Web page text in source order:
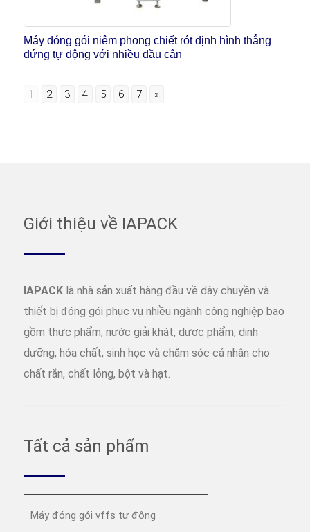
Máy đóng gói niêm phong chiết rót định hình thẳng
đứng tự động với nhiều đầu cân
1 2 3 4 5 6 7 »
Giới thiệu về IAPACK
IAPACK là nhà sản xuất hàng đầu về dây chuyền và
thiết bị đóng gói phục vụ nhiều ngành công nghiệp bao
gồm thực phẩm, nước giải khát, dược phẩm, dinh
dưỡng, hóa chất, sinh học và chăm sóc cá nhân cho
chất rắn, chất lỏng, bột và hạt.
Tất cả sản phẩm
Máy đóng gói vffs tự động